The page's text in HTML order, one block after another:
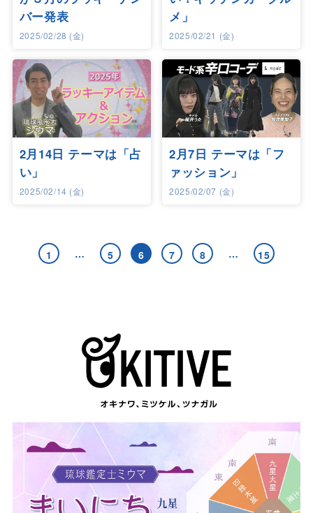
バー発表
2025/02/28 (金)
メ」
2025/02/21 (金)
2月14日 テーマは「占
い」
2025/02/14 (金)
2月7日 テーマは「フ
ァッション」
2025/02/07 (金)
1 … 5 6 7 8 … 15